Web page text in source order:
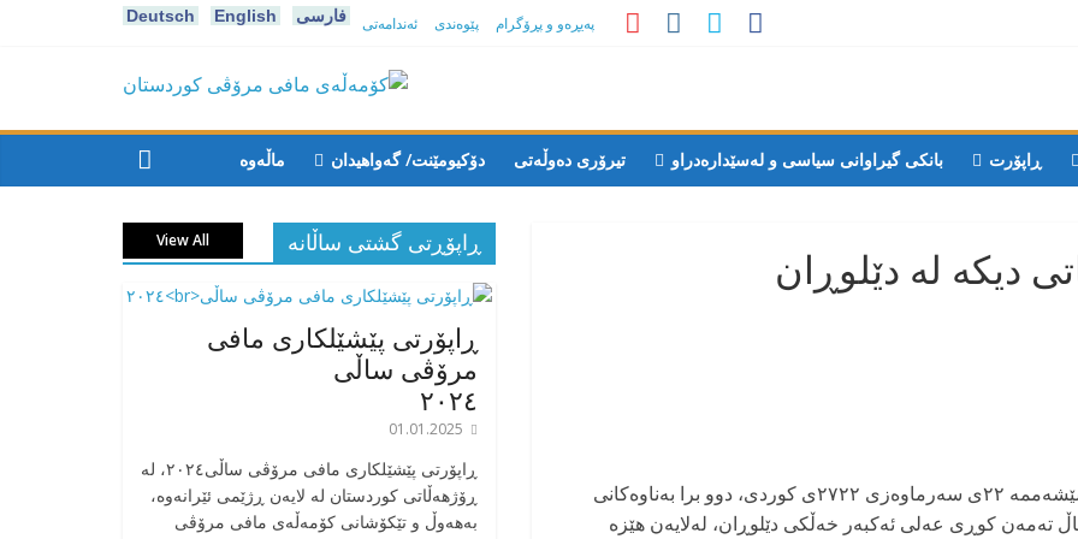
Deutsch English فارسی پەیڕەو و پڕۆگرام پێوەندی ئەندامەتی
كۆمه‌ڵه‌ی
مافی
مرۆڤی
کوردستان
ڕاپۆرت بانکی گیراوانی سیاسی و لەسێدارەدراو تیرۆری دەوڵەتی دۆکیومێنت/ گەواهیدان ماڵەوە
دیکە لە دێلوڕان
بەپێی هەواڵی کۆمەڵەی مافی مرۆڤی کوردستان، سێشەممە ٢٢ی سەرماوەزی ٢٧٢٢ی کوردی، دوو برا بەناوەکانی
جابری ٢٦ساڵ تەمەن و یاسین جابری ١٩ساڵ تەمەن کوڕی عەلی ئەکبەر خەڵکی دێلوڕان، لەلایەن هێزە
ڕاپۆڕتی گشتی ساڵانه View All
ڕاپۆرتی پێشێلکاری مافی
مرۆڤی ساڵی
٢٠٢٤
01.01.2025
‎ڕاپۆرتی پێشێلکاری مافی مرۆڤی ساڵی٢٠٢٤، له
ڕۆژهەڵاتی کوردستان له لایەن ڕژێمی ئێرانەوە،
بە‎هەوڵ و تێکۆشانی کۆمەڵەی مافی مرۆڤی